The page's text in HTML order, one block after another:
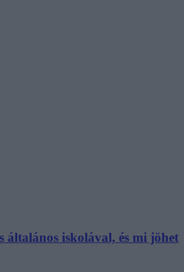
általános iskolával, és mi jöhet